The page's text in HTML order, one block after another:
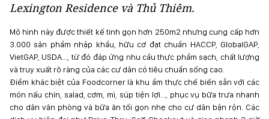
Lexington Residence và Thủ Thiêm.
Mô hình này được thiết kế tinh gọn hơn 250m2 nhưng cung cấp hơn
3.000 sản phẩm nhập khẩu, hữu cơ đạt chuẩn HACCP, GlobalGAP,
VietGAP, USDA..., từ đó đáp ứng nhu cầu thực phẩm sạch, chất lượng
và truy xuất rõ ràng của các cư dân có tiêu chuẩn sống cao.
Điểm khác biệt của Foodcorner là khu ẩm thực chế biến sẵn với các
món nấu chín, salad, cơm, mì, súp tiện lợi..., phục vụ bữa trưa nhanh
cho dân văn phòng và bữa ăn tối gọn nhẹ cho cư dân bận rộn. Các